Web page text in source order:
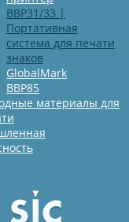
BBP31/33 |
Портативная
система для печати
знаков
GlobalMark
BBP85
материалы для